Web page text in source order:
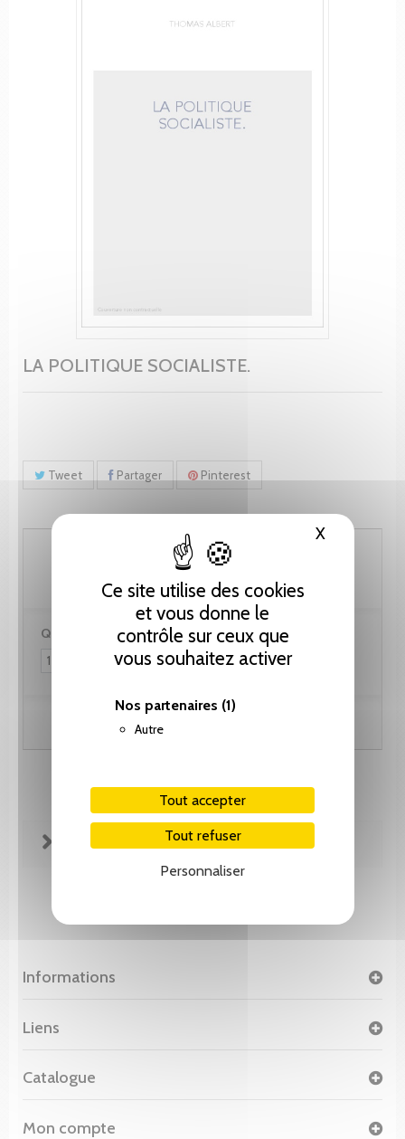
Ce site utilise des cookies
et vous donne le
contrôle sur ceux que
vous souhaitez activer
Nos partenaires (1)
Autre
Tout accepter
Tout refuser
Personnaliser
XMasquer
LA POLITIQUE SOCIALISTE.
Tweet Partager Pinterest
10.25 CHF
Quantité :
FICHE TECHNIQUE
Informations
Liens
Catalogue
Mon compte